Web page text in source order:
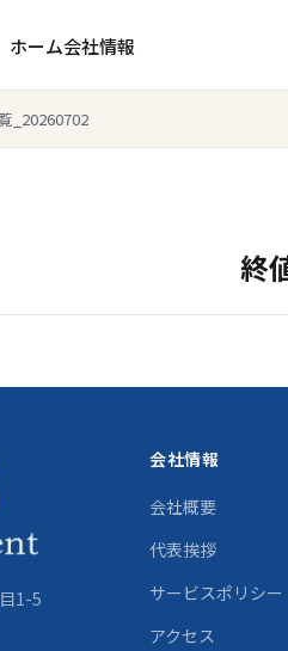
ホーム会社情報
_20260702
終
1-5
会社情報
会社概要
代表挨拶
サービスポリシー
アクセス